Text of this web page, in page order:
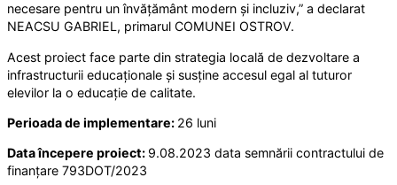
necesare pentru un învățământ modern și incluziv,” a declarat
NEACSU GABRIEL, primarul COMUNEI OSTROV.
Acest proiect face parte din strategia locală de dezvoltare a
infrastructurii educaționale și susține accesul egal al tuturor
elevilor la o educație de calitate.
Perioada de implementare: 26 luni
Data începere proiect: 9.08.2023 data semnării contractului de
finanțare 793DOT/2023